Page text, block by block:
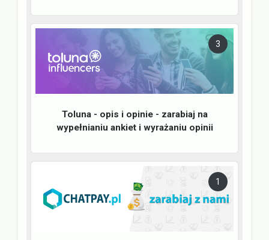
3
Toluna - opis i opinie - zarabiaj na
wypełnianiu ankiet i wyrażaniu opinii
1